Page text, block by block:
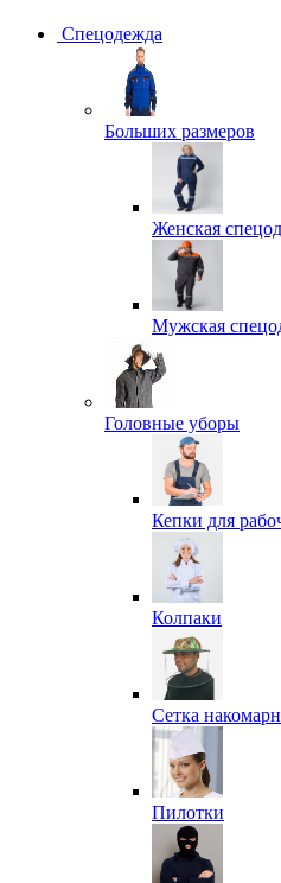
Спецодежда
Больших размеров
Женская
Мужская
Головные уборы
Кепки для
Колпаки
Сетка
Пилотки